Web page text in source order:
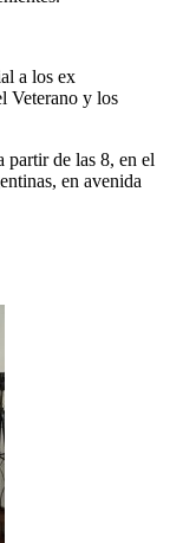
a los ex
Veterano y los
partir de las 8, en el
en avenida